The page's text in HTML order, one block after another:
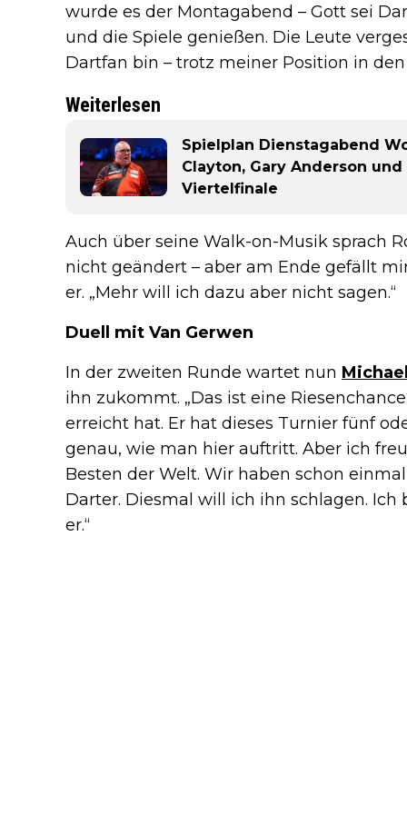
wurde es der Montagabend – Gott sei
und die Spiele genießen. Die Leute
Dartfan bin – trotz meiner Position in den
Weiterlesen
Spielplan Dienstagabend
Clayton, Gary Anderson
Viertelfinale
Auch über seine Walk-on-Musik sprach
nicht geändert – aber am Ende gefällt
er. „Mehr will ich dazu aber nicht sagen.“
Duell mit Van Gerwen
In der zweiten Runde wartet nun
ihn zukommt. „Das ist eine
erreicht hat. Er hat dieses Turnier fünf
genau, wie man hier auftritt. Aber ich
Besten der Welt. Wir haben schon
Darter. Diesmal will ich ihn schlagen.
er.“